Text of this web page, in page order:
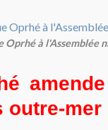
Oprhé à l'Assemblée
outre-mer